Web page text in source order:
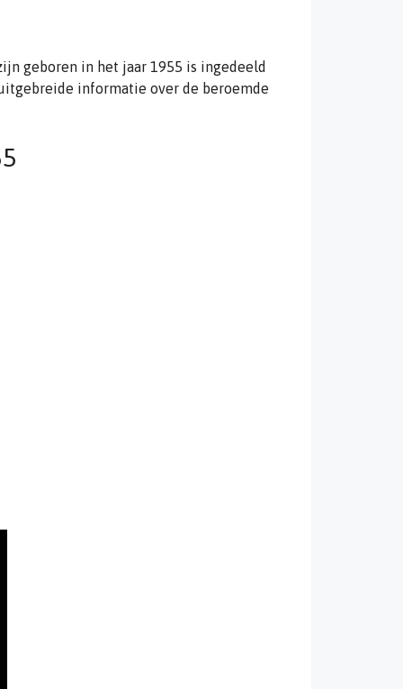
geboren in het jaar 1955 is ingedeeld
informatie over de beroemde